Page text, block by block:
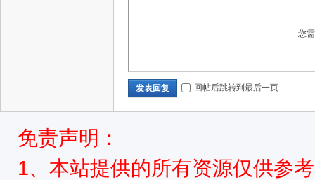
您
发表回复 回帖后跳转到最后一页
免责声明：
1、本站提供的所有资源仅供参